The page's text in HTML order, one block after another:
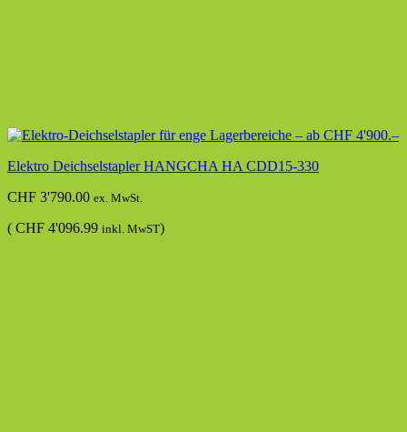
Elektro Deichselstapler HANGCHA HA CDD15-330
CHF 3'790.00 ex. MwSt.
( CHF 4'096.99 inkl. MwST)